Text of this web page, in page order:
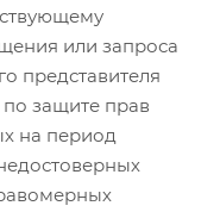
или запроса
представителя
защите прав
на период